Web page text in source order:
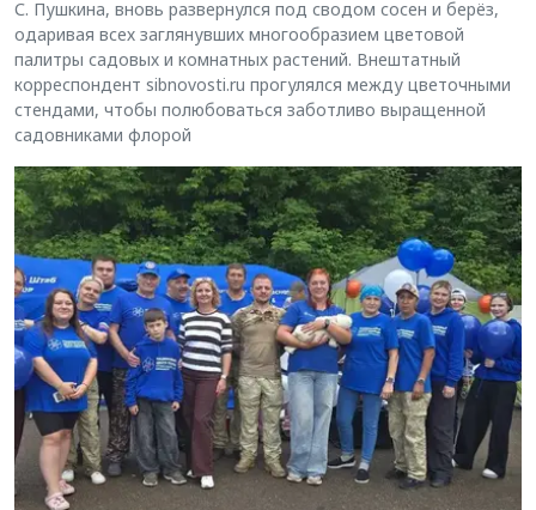
С. Пушкина, вновь развернулся под сводом сосен и берёз,
одаривая всех заглянувших многообразием цветовой
палитры садовых и комнатных растений. Внештатный
корреспондент sibnovosti.ru прогулялся между цветочными
стендами, чтобы полюбоваться заботливо выращенной
садовниками флорой